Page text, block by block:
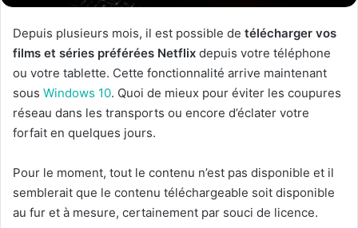
Depuis plusieurs mois, il est possible de télécharger vos
films et séries préférées Netflix depuis votre téléphone
ou votre tablette. Cette fonctionnalité arrive maintenant
sous Windows 10. Quoi de mieux pour éviter les coupures
réseau dans les transports ou encore d’éclater votre
forfait en quelques jours.
Pour le moment, tout le contenu n’est pas disponible et il
semblerait que le contenu téléchargeable soit disponible
au fur et à mesure, certainement par souci de licence.